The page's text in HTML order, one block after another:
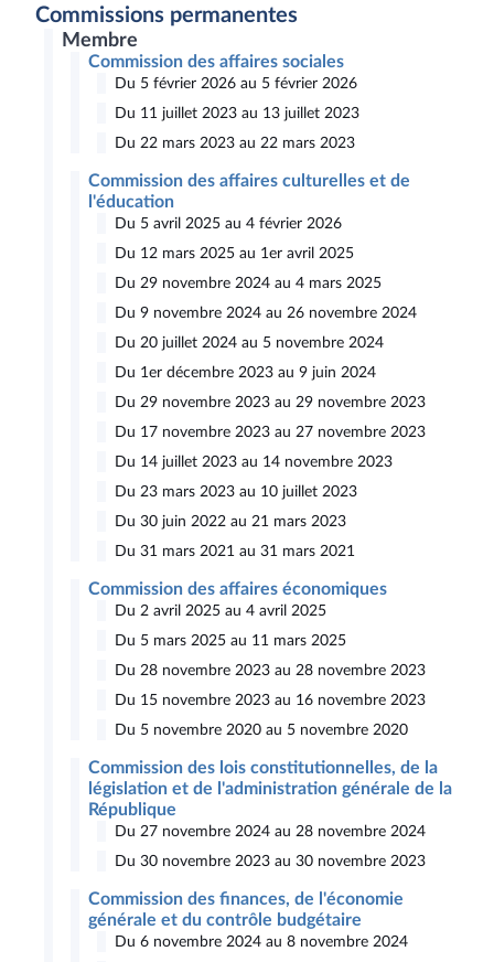
Commissions permanentes
Membre
Commission des affaires sociales
Du 5 février 2026 au 5 février 2026
Du 11 juillet 2023 au 13 juillet 2023
Du 22 mars 2023 au 22 mars 2023
Commission des affaires culturelles et de
l'éducation
Du 5 avril 2025 au 4 février 2026
Du 12 mars 2025 au 1er avril 2025
Du 29 novembre 2024 au 4 mars 2025
Du 9 novembre 2024 au 26 novembre 2024
Du 20 juillet 2024 au 5 novembre 2024
Du 1er décembre 2023 au 9 juin 2024
Du 29 novembre 2023 au 29 novembre 2023
Du 17 novembre 2023 au 27 novembre 2023
Du 14 juillet 2023 au 14 novembre 2023
Du 23 mars 2023 au 10 juillet 2023
Du 30 juin 2022 au 21 mars 2023
Du 31 mars 2021 au 31 mars 2021
Commission des affaires économiques
Du 2 avril 2025 au 4 avril 2025
Du 5 mars 2025 au 11 mars 2025
Du 28 novembre 2023 au 28 novembre 2023
Du 15 novembre 2023 au 16 novembre 2023
Du 5 novembre 2020 au 5 novembre 2020
Commission des lois constitutionnelles, de la
législation et de l'administration générale de la
République
Du 27 novembre 2024 au 28 novembre 2024
Du 30 novembre 2023 au 30 novembre 2023
Commission des finances, de l'économie
générale et du contrôle budgétaire
Du 6 novembre 2024 au 8 novembre 2024